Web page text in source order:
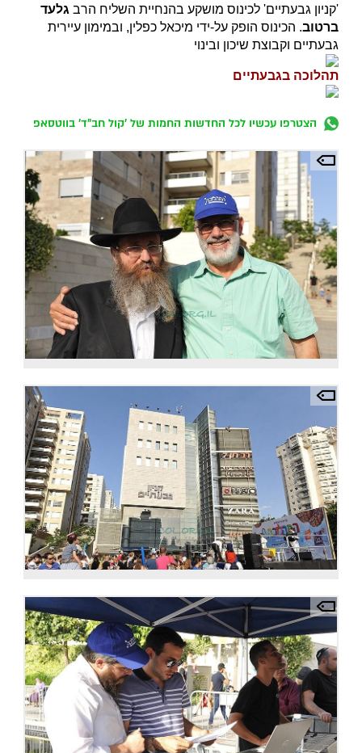
'קניון גבעתיים' לכינוס מושקע בהנחיית השליח הרב גלעד
ברטוב. הכינוס הופק על-ידי מיכאל כפלין, ובמימון עיירית
גבעתיים וקבוצת שיכון ובינוי
תהלוכה בגבעתיים
הצטרפו עכשיו לכל החדשות החמות של 'קול חב"ד' בווטסאפ